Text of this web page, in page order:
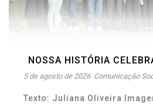
NOSSA HISTÓRIA
5 de agosto de 2026 Comunicação
Texto: Juliana Oliveira